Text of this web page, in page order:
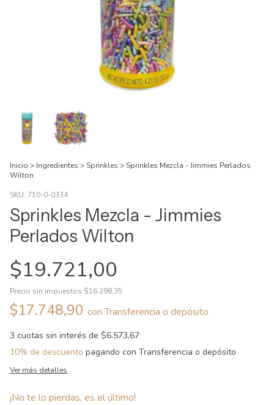
Inicio > Ingredientes >Sprinkles >Sprinkles Mezcla - Jimmies Perlados
Wilton
SKU: 710-0-0334
Sprinkles Mezcla - Jimmies
Perlados Wilton
$19.721,00
Precio sin impuestos $16.298,35
$17.748,90 con Transferencia o depósito
3 cuotas sin interés de $6.573,67
10% de descuento pagando con Transferencia o depósito
Ver más detalles
¡No te lo pierdas, es el último!